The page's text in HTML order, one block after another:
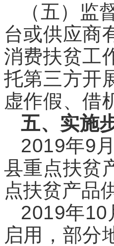
（五）
台或供应商
消费扶贫工
托第三方开
虚作假、借
五、实施
2019年9
县重点扶贫
点扶贫产品
2019年10
启用，部分